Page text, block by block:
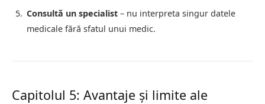
Consultă un specialist – nu interpreta singur datele
medicale fără sfatul unui medic.
Capitolul 5: Avantaje și limite ale